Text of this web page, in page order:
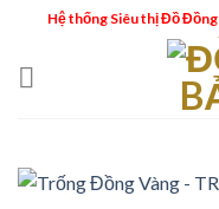
content
Hệ thống Siêu thị Đồ Đồng